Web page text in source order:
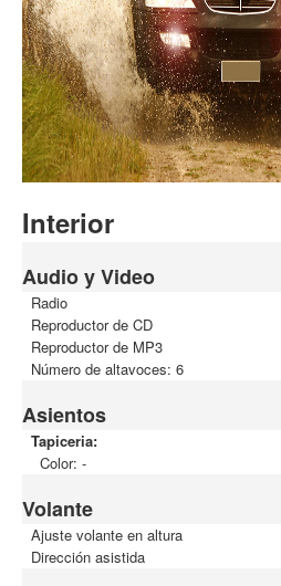
Interior
Audio y Video
Radio
Reproductor de CD
Reproductor de MP3
Número de altavoces: 6
Asientos
Tapiceria:
Color: -
Volante
Ajuste volante en altura
Dirección asistida